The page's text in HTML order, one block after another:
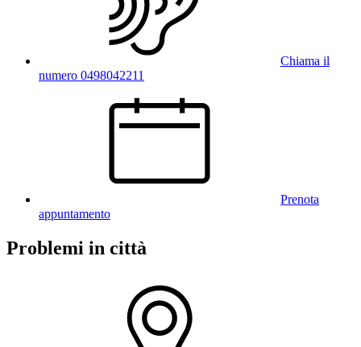
Chiama il
numero 0498042211
Prenota
appuntamento
Problemi in città